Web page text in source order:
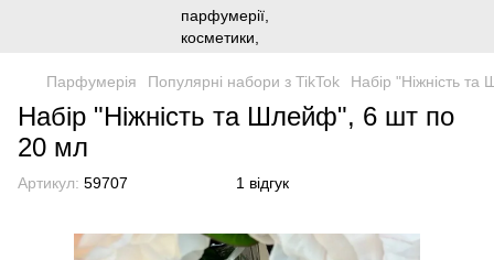
Парфумерія Популярні набори з TikTok Набір "Ніжність
Набір "Ніжність та Шлейф", 6 шт по
20 мл
Артикул: 59707 1 відгук